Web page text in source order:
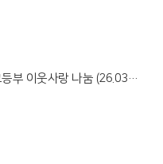
고등부 이웃사랑 나눔 (26.03.28)